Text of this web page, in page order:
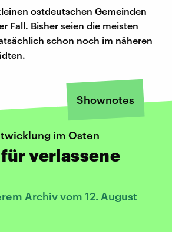
ostdeutschen Gemeinden
Fall. Bisher seien die meisten
schon noch im näheren
Shownotes
im Osten
verlassene
Archiv vom 12. August